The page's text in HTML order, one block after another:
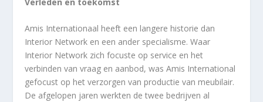
Amis Internationaal heeft een langere historie dan
Interior Network en een ander specialisme. Waar
Interior Network zich focuste op service en het
verbinden van vraag en aanbod, was Amis International
gefocust op het verzorgen van productie van meubilair.
De afgelopen jaren werkten de twee bedrijven al